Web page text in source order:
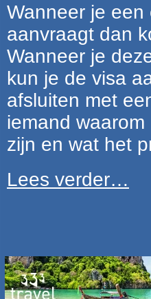
Wanneer je een
aanvraagt dan
Wanneer je
kun je de visa
afsluiten met
iemand
zijn en wat het
Lees verder…